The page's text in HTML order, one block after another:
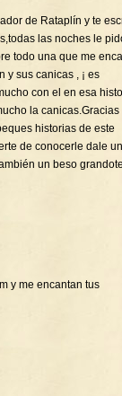
de Rataplín y te
las noches le
todo una que me
y sus canicas , ¡ es
con el en esa
la canicas.Gracias
historias de este
de conocerle dale un
un beso
y me encantan tus